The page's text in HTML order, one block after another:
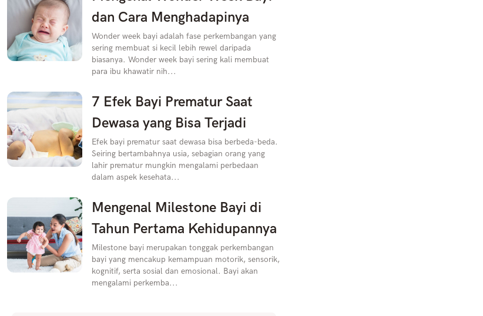
dan Cara Menghadapinya
Wonder week bayi adalah fase perkembangan yang
sering membuat si kecil lebih rewel daripada
biasanya. Wonder week bayi sering kali membuat
para ibu khawatir nih...
7 Efek Bayi Prematur Saat
Dewasa yang Bisa Terjadi
Efek bayi prematur saat dewasa bisa berbeda-beda.
Seiring bertambahnya usia, sebagian orang yang
lahir prematur mungkin mengalami perbedaan
dalam aspek kesehata...
Mengenal Milestone Bayi di
Tahun Pertama Kehidupannya
Milestone bayi merupakan tonggak perkembangan
bayi yang mencakup kemampuan motorik, sensorik,
kognitif, serta sosial dan emosional. Bayi akan
mengalami perkemba...